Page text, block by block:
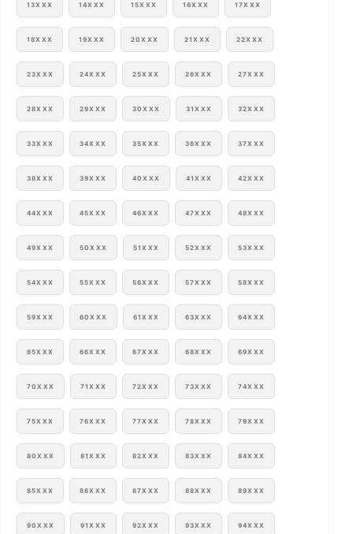
13XXX 14XXX 15XXX 16XXX 17XXX
18XXX 19XXX 20XXX 21XXX 22XXX
23XXX 24XXX 25XXX 26XXX 27XXX
28XXX 29XXX 30XXX 31XXX 32XXX
33XXX 34XXX 35XXX 36XXX 37XXX
38XXX 39XXX 40XXX 41XXX 42XXX
44XXX 45XXX 46XXX 47XXX 48XXX
49XXX 50XXX 51XXX 52XXX 53XXX
54XXX 55XXX 56XXX 57XXX 58XXX
59XXX 60XXX 61XXX 63XXX 64XXX
65XXX 66XXX 67XXX 68XXX 69XXX
70XXX 71XXX 72XXX 73XXX 74XXX
75XXX 76XXX 77XXX 78XXX 79XXX
80XXX 81XXX 82XXX 83XXX 84XXX
85XXX 86XXX 87XXX 88XXX 89XXX
90XXX 91XXX 92XXX 93XXX 94XXX